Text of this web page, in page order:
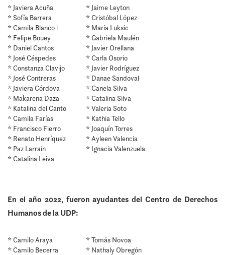
* Javiera Acuña
* Jaime Leyton
* Sofía Barrera
* Cristóbal López
* Camila Blanco i
* María Luksic
* Felipe Bouey
* Gabriela Maulén
* Daniel Cantos
* Javier Orellana
* José Céspedes
* Carla Osorio
* Constanza Clavijo
* Javier Rodríguez
* José Contreras
* Danae Sandoval
* Javiera Córdova
* Canela Silva
* Makarena Daza
* Catalina Silva
* Katalina del Canto
* Valeria Soto
* Camila Farías
* Kathia Tello
* Francisco Fierro
* Joaquín Torres
* Renato Henríquez
* Ayleen Valencia
* Paz Larraín
* Ignacia Valenzuela
* Catalina Leiva
En el año 2022, fueron ayudantes del Centro de Derechos
Humanos de la UDP:
* Camilo Araya
* Tomás Novoa
* Camilo Becerra
* Nathaly Obregón